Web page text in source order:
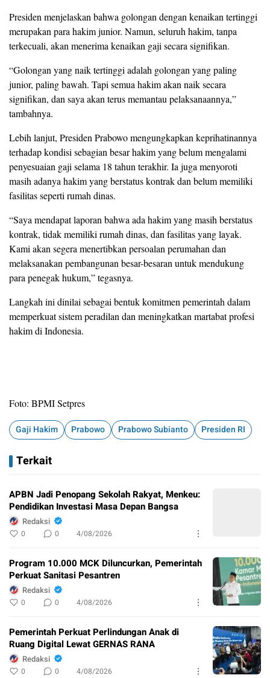
Presiden menjelaskan bahwa golongan dengan kenaikan tertinggi
merupakan para hakim junior. Namun, seluruh hakim, tanpa
terkecuali, akan menerima kenaikan gaji secara signifikan.
“Golongan yang naik tertinggi adalah golongan yang paling
junior, paling bawah. Tapi semua hakim akan naik secara
signifikan, dan saya akan terus memantau pelaksanaannya,”
tambahnya.
Lebih lanjut, Presiden Prabowo mengungkapkan keprihatinannya
terhadap kondisi sebagian besar hakim yang belum mengalami
penyesuaian gaji selama 18 tahun terakhir. Ia juga menyoroti
masih adanya hakim yang berstatus kontrak dan belum memiliki
fasilitas seperti rumah dinas.
“Saya mendapat laporan bahwa ada hakim yang masih berstatus
kontrak, tidak memiliki rumah dinas, dan fasilitas yang layak.
Kami akan segera menertibkan persoalan perumahan dan
melaksanakan pembangunan besar-besaran untuk mendukung
para penegak hukum,” tegasnya.
Langkah ini dinilai sebagai bentuk komitmen pemerintah dalam
memperkuat sistem peradilan dan meningkatkan martabat profesi
hakim di Indonesia.
Foto: BPMI Setpres
Gaji Hakim Prabowo Prabowo Subianto Presiden RI
Terkait
APBN Jadi Penopang Sekolah Rakyat, Menkeu:
Pendidikan Investasi Masa Depan Bangsa
Redaksi
0 0 4/08/2026
Program 10.000 MCK Diluncurkan, Pemerintah
Perkuat Sanitasi Pesantren
Redaksi
0 0 4/08/2026
Pemerintah Perkuat Perlindungan Anak di
Ruang Digital Lewat GERNAS RANA
Redaksi
0 0 4/08/2026